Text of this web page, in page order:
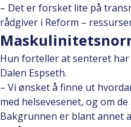
– Det er forsket lite på
rådgiver i Reform –
Hun forteller at senteret har
Dalen Espseth.
– Vi ønsket å finne ut
med helsevesenet, og om
Bakgrunnen er blant annet